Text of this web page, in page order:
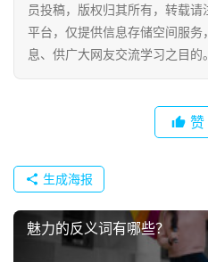
常
用
热
登录
员投稿，版权归其所有，转载
平台，仅提供信息存储空间服
息、供广大网友交流学习之目的。
赞
生成海报
魅力的反义词有哪些？